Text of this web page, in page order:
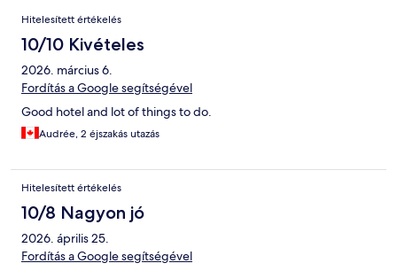
Értékelések
Hitelesített értékelés
10/10 Kivételes
2026. március 6.
Fordítás a Google segítségével
Good hotel and lot of things to do.
Audrée, 2 éjszakás utazás
Hitelesített értékelés
10/8 Nagyon jó
2026. április 25.
Fordítás a Google segítségével